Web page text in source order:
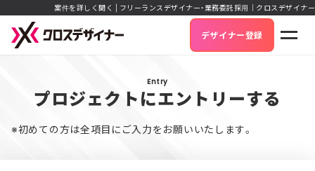
案件を詳しく聞く | フリーランスデザイナー・業務委託採用｜クロスデザイナー
デザイナー登録
Entry
プロジェクトにエントリーする
※初めての方は全項目にご入力をお願いいたします。